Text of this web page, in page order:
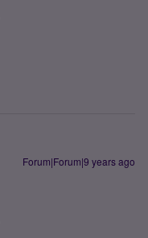
Forum|Forum|9 years ago